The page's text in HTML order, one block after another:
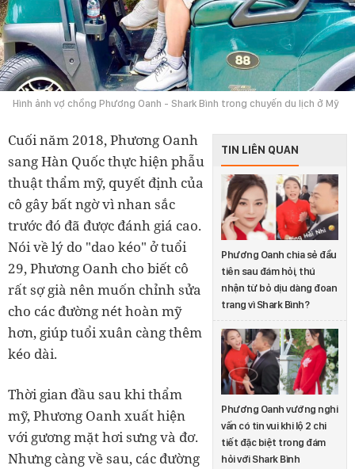
Hình ảnh vợ chồng Phương Oanh - Shark Bình trong chuyến du lịch ở Mỹ
TIN LIÊN QUAN
Phương Oanh chia sẻ đầu
tiên sau đám hỏi, thú
nhận từ bỏ dịu dàng đoan
trang vì Shark Bình?
Phương Oanh vướng nghi
vấn có tin vui khi lộ 2 chi
tiết đặc biệt trong đám
hỏi với Shark Bình
Cuối năm 2018, Phương Oanh
sang Hàn Quốc thực hiện phẫu
thuật thẩm mỹ, quyết định của
cô gây bất ngờ vì nhan sắc
trước đó đã được đánh giá cao.
Nói về lý do "dao kéo" ở tuổi
29, Phương Oanh cho biết cô
rất sợ già nên muốn chỉnh sửa
cho các đường nét hoàn mỹ
hơn, giúp tuổi xuân càng thêm
kéo dài.
Thời gian đầu sau khi thẩm
mỹ, Phương Oanh xuất hiện
với gương mặt hơi sưng và đơ.
Nhưng càng về sau, các đường